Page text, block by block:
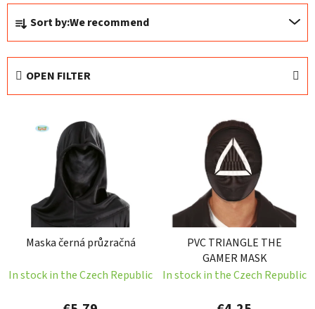
P
o
Sort by:We recommend
OPEN FILTER
d
Maska černá průzračná
In stock in the Czech Republic
PVC TRIANGLE THE
GAMER MASK
In stock in the Czech Republic